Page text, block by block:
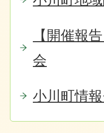
【開催報
会
小川町情